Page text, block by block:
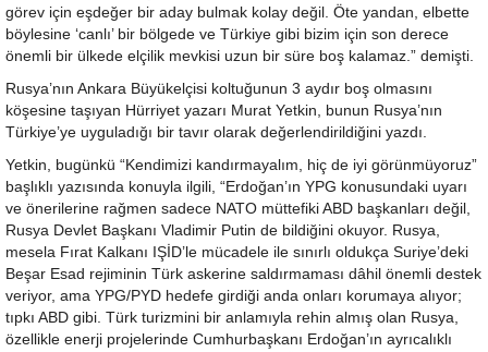
görev için eşdeğer bir aday bulmak kolay değil. Öte yandan, elbette
böylesine ‘canlı’ bir bölgede ve Türkiye gibi bizim için son derece
önemli bir ülkede elçilik mevkisi uzun bir süre boş kalamaz.” demişti.
Rusya’nın Ankara Büyükelçisi koltuğunun 3 aydır boş olmasını
köşesine taşıyan Hürriyet yazarı Murat Yetkin, bunun Rusya’nın
Türkiye’ye uyguladığı bir tavır olarak değerlendirildiğini yazdı.
Yetkin, bugünkü “Kendimizi kandırmayalım, hiç de iyi görünmüyoruz”
başlıklı yazısında konuyla ilgili, “Erdoğan’ın YPG konusundaki uyarı
ve önerilerine rağmen sadece NATO müttefiki ABD başkanları değil,
Rusya Devlet Başkanı Vladimir Putin de bildiğini okuyor. Rusya,
mesela Fırat Kalkanı IŞİD’le mücadele ile sınırlı oldukça Suriye’deki
Beşar Esad rejiminin Türk askerine saldırmaması dâhil önemli destek
veriyor, ama YPG/PYD hedefe girdiği anda onları korumaya alıyor;
tıpkı ABD gibi. Türk turizmini bir anlamıyla rehin almış olan Rusya,
özellikle enerji projelerinde Cumhurbaşkanı Erdoğan’ın ayrıcalıklı